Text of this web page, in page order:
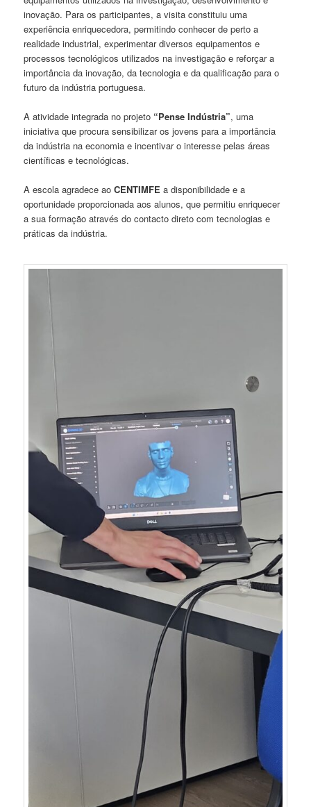
inovação. Para os participantes, a visita constituiu uma
experiência enriquecedora, permitindo conhecer de perto a
realidade industrial, experimentar diversos equipamentos e
processos tecnológicos utilizados na investigação e reforçar a
importância da inovação, da tecnologia e da qualificação para o
futuro da indústria portuguesa.
A atividade integrada no projeto “Pense Indústria”, uma
iniciativa que procura sensibilizar os jovens para a importância
da indústria na economia e incentivar o interesse pelas áreas
científicas e tecnológicas.
A escola agradece aoCENTIMFE a disponibilidade e a
oportunidade proporcionada aos alunos, que permitiu enriquecer
a sua formação através do contacto direto com tecnologias e
práticas da indústria.